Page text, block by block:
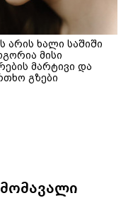
არის ხალი საშიში
მისი
მარტივი და
გზები